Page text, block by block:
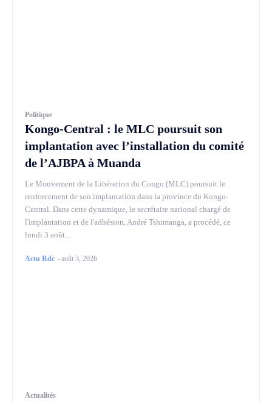
Politique
Kongo-Central : le MLC poursuit son
implantation avec l’installation du comité
de l’AJBPA à Muanda
Le Mouvement de la Libération du Congo (MLC) poursuit le
renforcement de son implantation dans la province du Kongo-
Central. Dans cette dynamique, le secrétaire national chargé de
l'implantation et de l'adhésion, André Tshimanga, a procédé, ce
lundi 3 août...
Actu Rdc -août 3, 2026
Actualités